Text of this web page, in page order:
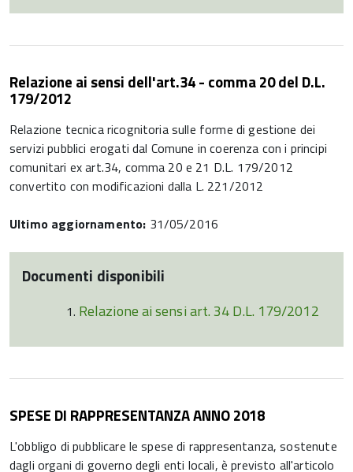
Relazione ai sensi dell'art.34 - comma 20 del D.L.
179/2012
Relazione tecnica ricognitoria sulle forme di gestione dei
servizi pubblici erogati dal Comune in coerenza con i principi
comunitari ex art.34, comma 20 e 21 D.L. 179/2012
convertito con modificazioni dalla L. 221/2012
Ultimo aggiornamento: 31/05/2016
Documenti disponibili
Relazione ai sensi art. 34 D.L. 179/2012
SPESE DI RAPPRESENTANZA ANNO 2018
L'obbligo di pubblicare le spese di rappresentanza, sostenute
dagli organi di governo degli enti locali, è previsto all'articolo